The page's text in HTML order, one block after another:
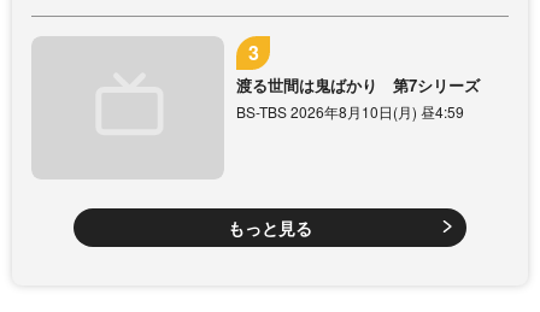
渡る世間は鬼ばかり 第7シリーズ
BS-TBS 2026年8月10日(月) 昼4:59
もっと見る